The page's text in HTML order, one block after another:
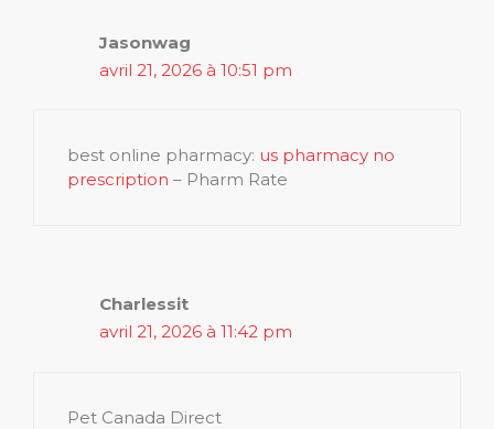
Jasonwag
avril 21, 2026 à 10:51 pm
best online pharmacy: us pharmacy no
prescription – Pharm Rate
Charlessit
avril 21, 2026 à 11:42 pm
Pet Canada Direct